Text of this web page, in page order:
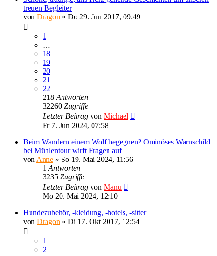
treuen Begleiter
von Dragon » Do 29. Jun 2017, 09:49
1
…
18
19
20
21
22
218 Antworten
32260 Zugriffe
Letzter Beitrag von Michael
Fr 7. Jun 2024, 07:58
Beim Wandern einem Wolf begegnen? Ominöses Warnschild
bei Mühlentour wirft Fragen auf
von Anne » So 19. Mai 2024, 11:56
1 Antworten
3235 Zugriffe
Letzter Beitrag von Manu
Mo 20. Mai 2024, 12:10
Hundezubehör, -kleidung, -hotels, -sitter
von Dragon » Di 17. Okt 2017, 12:54
1
2